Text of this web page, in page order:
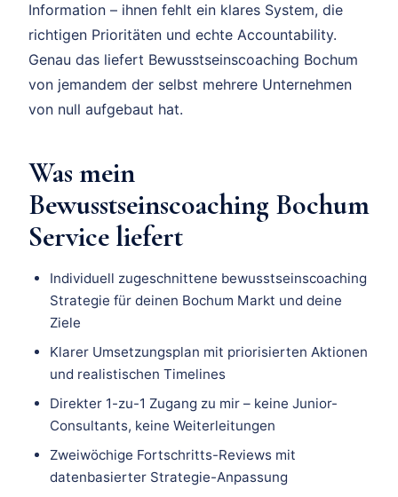
Information – ihnen fehlt ein klares System, die
richtigen Prioritäten und echte Accountability.
Genau das liefert Bewusstseinscoaching Bochum
von jemandem der selbst mehrere Unternehmen
von null aufgebaut hat.
Was mein
Bewusstseinscoaching Bochum
Service liefert
Individuell zugeschnittene bewusstseinscoaching
Strategie für deinen Bochum Markt und deine
Ziele
Klarer Umsetzungsplan mit priorisierten Aktionen
und realistischen Timelines
Direkter 1-zu-1 Zugang zu mir – keine Junior-
Consultants, keine Weiterleitungen
Zweiwöchige Fortschritts-Reviews mit
datenbasierter Strategie-Anpassung